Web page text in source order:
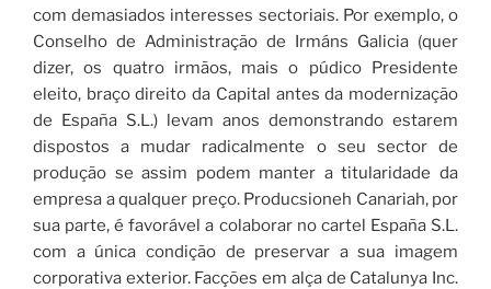
com demasiados interesses sectoriais. Por exemplo, o
Conselho de Administração de Irmáns Galicia (quer
dizer, os quatro irmãos, mais o púdico Presidente
eleito, braço direito da Capital antes da modernização
de España S.L.) levam anos demonstrando estarem
dispostos a mudar radicalmente o seu sector de
produção se assim podem manter a titularidade da
empresa a qualquer preço. Producsioneh Canariah, por
sua parte, é favorável a colaborar no cartel España S.L.
com a única condição de preservar a sua imagem
corporativa exterior. Facções em alça de Catalunya Inc.